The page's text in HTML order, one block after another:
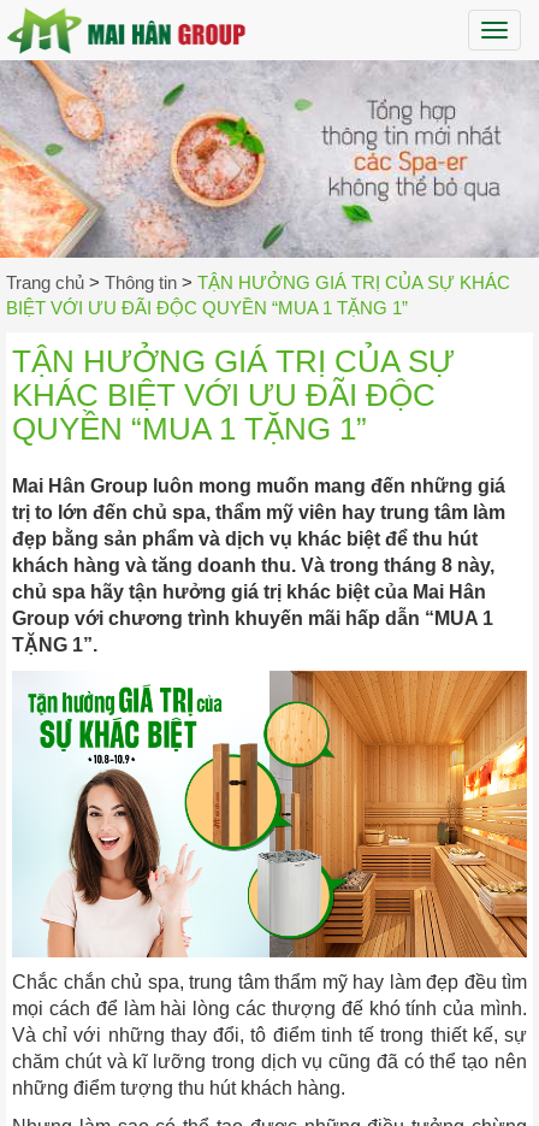
Trang chủ > Thông tin > TẬN HƯỞNG GIÁ TRỊ CỦA SỰ KHÁC
BIỆT VỚI ƯU ĐÃI ĐỘC QUYỀN “MUA 1 TẶNG 1”
TẬN HƯỞNG GIÁ TRỊ CỦA SỰ
KHÁC BIỆT VỚI ƯU ĐÃI ĐỘC
QUYỀN “MUA 1 TẶNG 1”
Mai Hân Group luôn mong muốn mang đến những giá
trị to lớn đến chủ spa, thẩm mỹ viên hay trung tâm làm
đẹp bằng sản phẩm và dịch vụ khác biệt để thu hút
khách hàng và tăng doanh thu. Và trong tháng 8 này,
chủ spa hãy tận hưởng giá trị khác biệt của Mai Hân
Group với chương trình khuyến mãi hấp dẫn “MUA 1
TẶNG 1”.
Chắc chắn chủ spa, trung tâm thẩm mỹ hay làm đẹp đều tìm
mọi cách để làm hài lòng các thượng đế khó tính của mình.
Và chỉ với những thay đổi, tô điểm tinh tế trong thiết kế, sự
chăm chút và kĩ lưỡng trong dịch vụ cũng đã có thể tạo nên
những điểm tượng thu hút khách hàng.